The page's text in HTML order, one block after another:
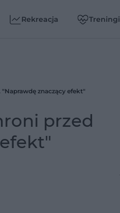
Rekreacja Treningi
znaczący efekt"
przed